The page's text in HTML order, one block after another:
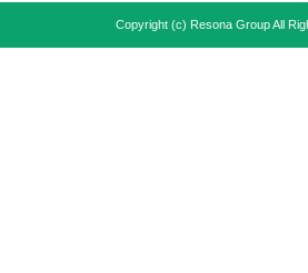
Copyright (c) Resona Group All